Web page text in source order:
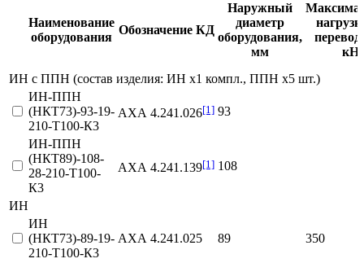
Наименование
оборудования
Обозначение КД
Наружный
диаметр
оборудования,
мм
кН
ИН с ППН (состав изделия: ИН х1 компл., ППН х5 шт.)
ИН-ППН
(НКТ73)-93-19-
210-Т100-К3
АХА 4.241.026[1] 93
ИН-ППН
(НКТ89)-108-
28-210-Т100-
К3
АХА 4.241.139[1] 108
ИН
ИН
(НКТ73)-89-19-
210-Т100-К3
АХА 4.241.025 89 350